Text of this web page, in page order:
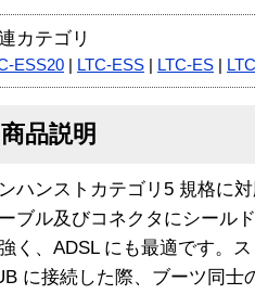
カテゴリ
ESS20 LTC-ESS LTC-ES LTC
商品説明
ハンストカテゴリ5 規格に
ブル及びコネクタにシール
く、ADSL にも最適です。
に接続した際、ブーツ同士